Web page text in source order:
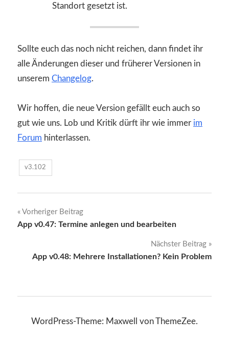
Standort gesetzt ist.
Sollte euch das noch nicht reichen, dann findet ihr
alle Änderungen dieser und früherer Versionen in
unserem Changelog.
Wir hoffen, die neue Version gefällt euch auch so
gut wie uns. Lob und Kritik dürft ihr wie immer im
Forum hinterlassen.
v3.102
Beitragsnavigation
Vorheriger Beitrag
App v0.47: Termine anlegen und bearbeiten
Nächster Beitrag
App v0.48: Mehrere Installationen? Kein Problem
WordPress-Theme: Maxwell von ThemeZee.